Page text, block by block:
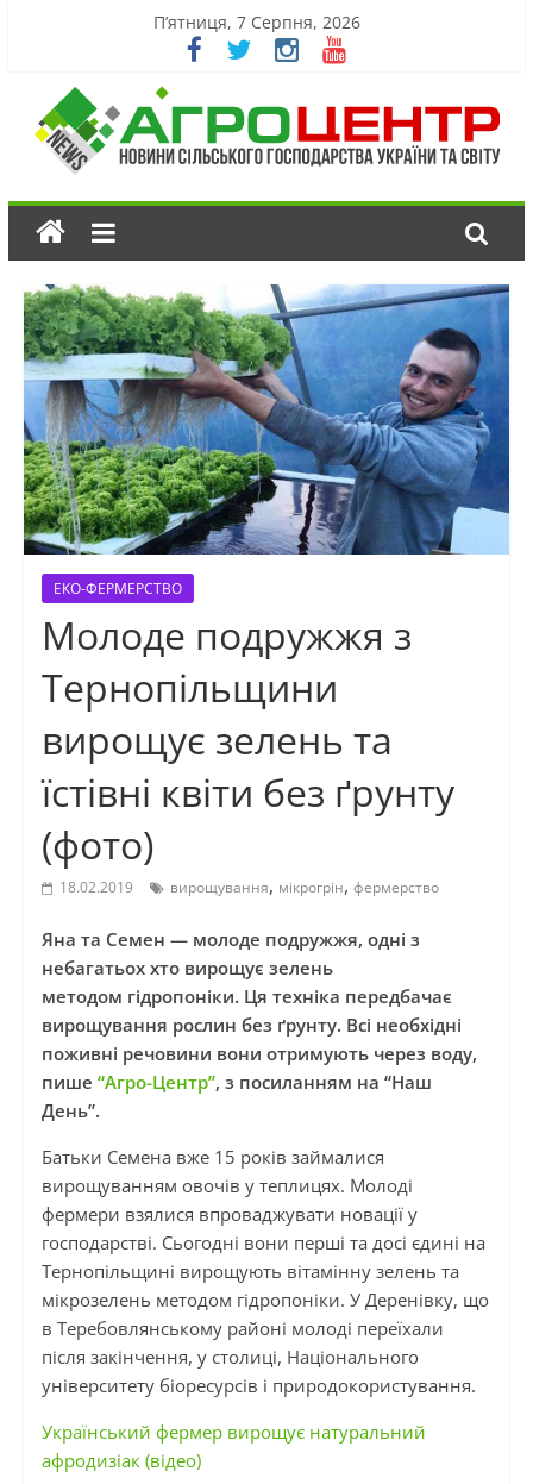
П’ятниця, 7 Серпня, 2026
ЕКО-ФЕРМЕРСТВО
Молоде подружжя з
Тернопільщини
вирощує зелень та
їстівні квіти без ґрунту
(фото)
18.02.2019 вирощування, мікрогрін, фермерство
Яна та Семен — молоде подружжя, одні з
небагатьох хто вирощує зелень
методом гідропоніки. Ця техніка передбачає
вирощування рослин без ґрунту. Всі необхідні
поживні речовини вони отримують через воду,
пише “Агро-Центр”, з посиланням на “Наш
День”.
Батьки Семена вже 15 років займалися
вирощуванням овочів у теплицях. Молоді
фермери взялися впроваджувати новації у
господарстві. Сьогодні вони перші та досі єдині на
Тернопільщині вирощують вітамінну зелень та
мікрозелень методом гідропоніки. У Деренівку, що
в Теребовлянському районі молоді переїхали
після закінчення, у столиці, Національного
університету біоресурсів і природокористування.
Український фермер вирощує натуральний
афродизіак (відео)